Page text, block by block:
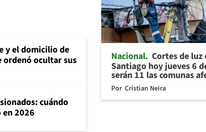
y el domicilio de
ordenó ocultar sus
cuándo
en 2026
Nacional Cortes de luz
Santiago hoy jueves 6
serán 11 las comunas
Por Cristian Neira